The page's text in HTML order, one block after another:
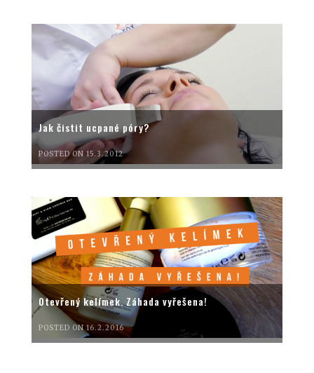
Jak čistit ucpané póry?
POSTED ON 15.3.2012
Otevřený kelímek. Záhada vyřešena!
POSTED ON 16.2.2016